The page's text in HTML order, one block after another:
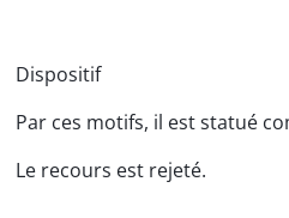
Dispositif
Par ces motifs, il est statué
Le recours est rejeté.